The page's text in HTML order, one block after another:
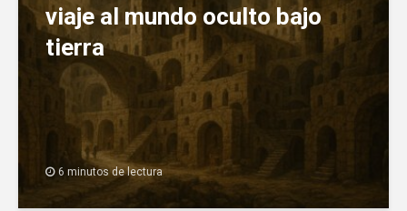
viaje al mundo oculto bajo
tierra
6 minutos de lectura